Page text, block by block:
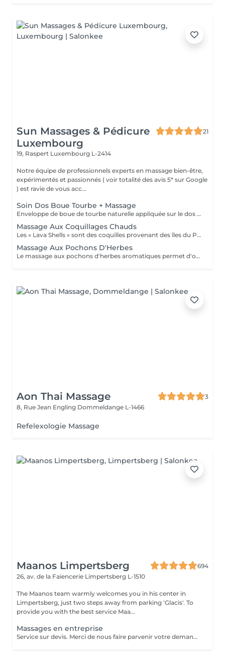
Sun Massages & Pédicure
Luxembourg
21
19, Raspert Luxembourg L-2414
Notre équipe de professionnels experts en massage bien-être,
expérimentés et passionnés ( voir totalité des avis 5* sur Google
) est ravie de vous acc...
Soin Dos Boue Tourbe + Massage
Enveloppe de boue de tourbe naturelle appliquée sur le dos et chauffée par une compresse (sans besoin de rinçage). Soin complété par un massage (sur face arrière corps pour séance de 60 min ou sur faces avant + arrière corps pour séance de 90 min). La boue de tourbe chaude a des vertus anti-inflammatoire, régénératrice, reminéralisante, détoxifiante, drainante et alcalinisante. Elle peut ainsi être utilisée pour soulager votre dos en cas de courbatures, de fibromyalgie, de pathologies inflammatoires, de séquelles opératoires ou d'accidents, de douleurs musculaires, d'arthrose, de rhumatisme, ...
Massage Aux Coquillages Chauds
Les « Lava Shells » sont des coquilles provenant des îles du Pacifique, sablées et polies, douces pour un massage relaxant à l'huile du corps. Ces coquillages mettent en uvre un principe autochauffant par la combinaison de minéraux et d'eau de mer, mélange naturel et biodégradable, qui vous plonge dans un merveilleux cocon de chaleur. Un massage aux coquillages chauffants avec de l'huile pour glisser sur les zones réflexes, sur des méridiens énergétiques et sur les muscles superficiels et profonds. Ce massage permet de libérer les tensions musculaires accumulées, apaiser le système nerveux et favoriser une meilleure circulation sanguine et lymphatique.
Massage Aux Pochons D'Herbes
Le massage aux pochons d'herbes aromatiques permet d'obtenir un rééquilibrage énergétique efficace et durable. Les pochons sont chauffés et imbibés d'huile végétale biologique pour glisser sur la peau et diffuser les vertus de leurs herbes précieusement sélectionnées. Grâce aux actions purifiantes, exfoliantes, drainantes et rajeunissantes ou énergisantes du mélange, selon le besoin, ce soin véritable agit en profondeur. Il aidera aussi à lutter contre les contractures et le stress et à réactiver la circulation du corps entier.
Aon Thai Massage
3
8, Rue Jean Engling Dommeldange L-1466
Refelexologie Massage
Maanos Limpertsberg
694
26, av. de la Faïencerie Limpertsberg L-1510
The Maanos team warmly welcomes you in his center in
Limpertsberg, just two steps away from parking 'Glacis'. To
provide you with the best service Maa...
Massages en entreprise
Service sur devis. Merci de nous faire parvenir votre demande à contact@maanos.com.